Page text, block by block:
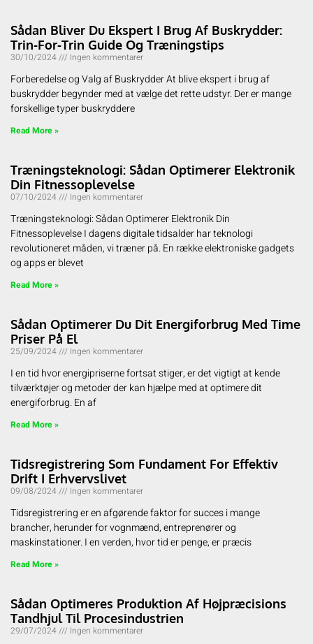
Sådan Bliver Du Ekspert I Brug Af Buskrydder:
Trin-For-Trin Guide Og Træningstips
30/10/2024 Ingen kommentarer
Forberedelse og Valg af Buskrydder At blive ekspert i brug af
buskrydder begynder med at vælge det rette udstyr. Der er mange
forskellige typer buskryddere
Read More »
Træningsteknologi: Sådan Optimerer Elektronik
Din Fitnessoplevelse
07/10/2024 Ingen kommentarer
Træningsteknologi: Sådan Optimerer Elektronik Din
Fitnessoplevelse I dagens digitale tidsalder har teknologi
revolutioneret måden, vi træner på. En række elektroniske gadgets
og apps er blevet
Read More »
Sådan Optimerer Du Dit Energiforbrug Med Time
Priser På El
25/09/2024 Ingen kommentarer
I en tid hvor energipriserne fortsat stiger, er det vigtigt at kende
tilværktøjer og metoder der kan hjælpe med at optimere dit
energiforbrug. En af
Read More »
Tidsregistrering Som Fundament For Effektiv
Drift I Erhvervslivet
09/08/2024 Ingen kommentarer
Tidsregistrering er en afgørende faktor for succes i mange
brancher, herunder for vognmænd, entreprenører og
maskinstationer. I en verden, hvor tid er penge, er præcis
Read More »
Sådan Optimeres Produktion Af Højpræcisions
Tandhjul Til Procesindustrien
29/07/2024 Ingen kommentarer